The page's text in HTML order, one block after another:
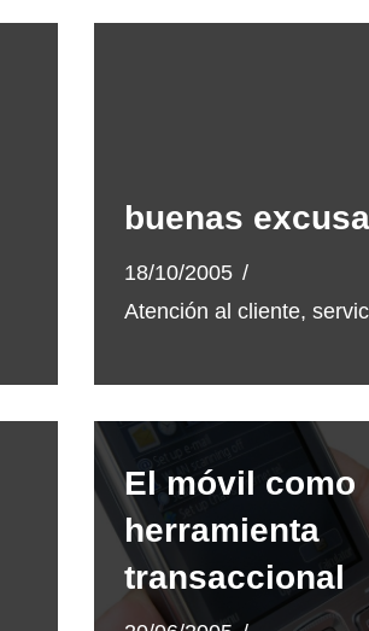
buenas
18/10/2005
Atención al cliente,
El móvil como
herramienta
transaccional